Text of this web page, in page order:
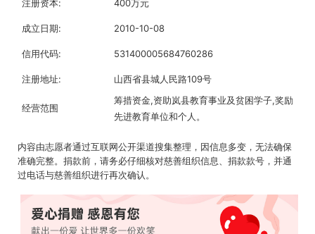
注册资本: 400万元
成立日期: 2010-10-08
信用代码: 531400005684760286
注册地址: 山西省县城人民路109号
经营范围
筹措资金,资助岚县教育事业及贫困学子,奖励
先进教育单位和个人。
内容由志愿者通过互联网公开渠道搜集整理，因信息多变，无法确保
准确完整。捐款前，请务必仔细核对慈善组织信息、捐款款号，并通
过电话与慈善组织进行再次确认。